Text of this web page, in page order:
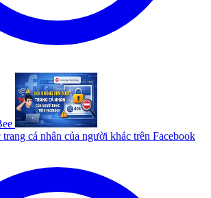
cá nhân của người khác trên Facebook